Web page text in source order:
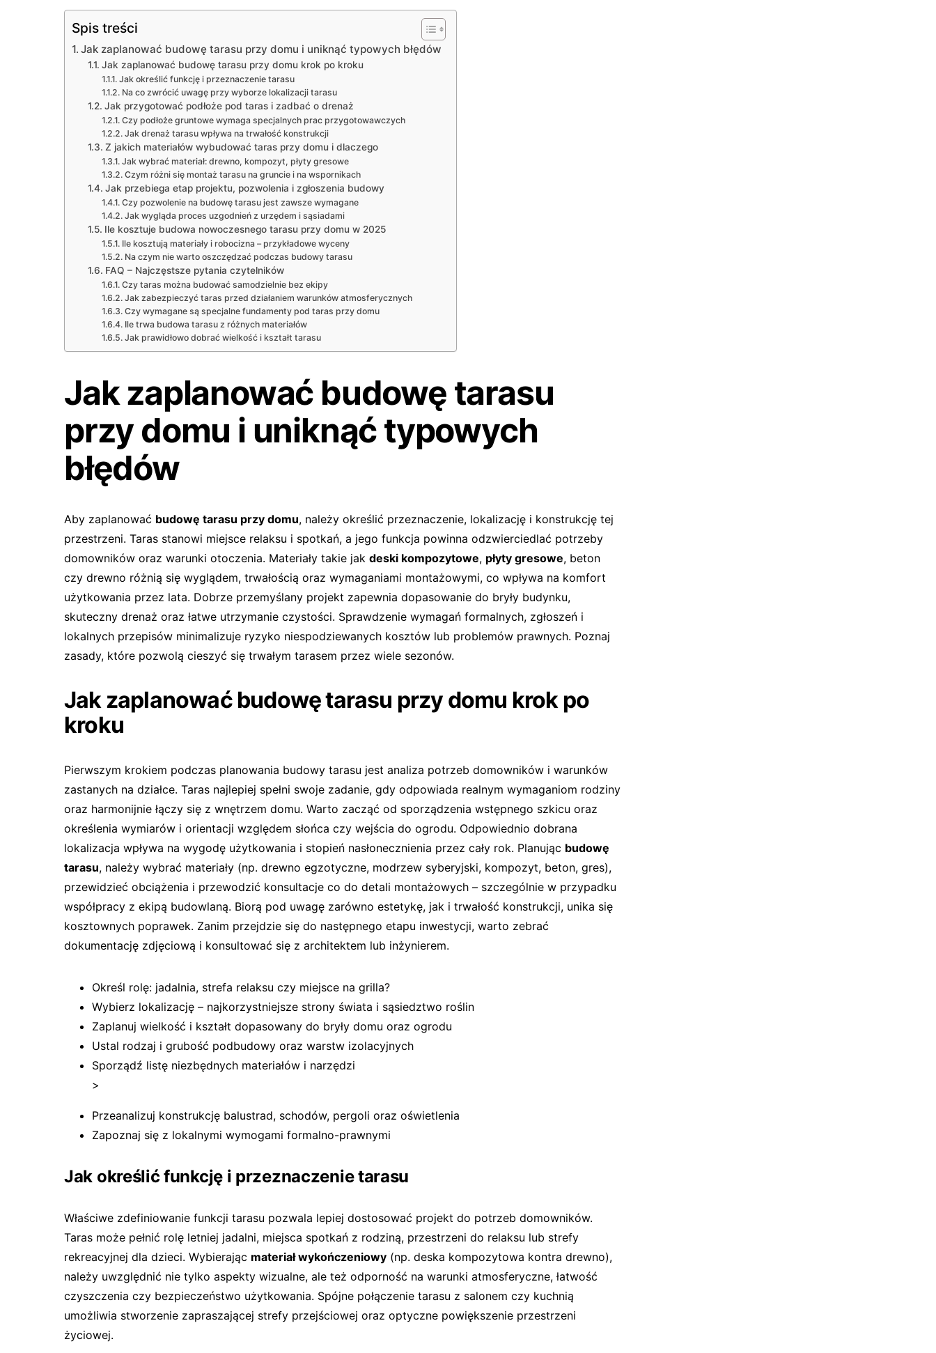
Spis treści
Jak zaplanować budowę tarasu przy domu i uniknąć typowych błędów
Jak zaplanować budowę tarasu przy domu krok po kroku
Jak określić funkcję i przeznaczenie tarasu
Na co zwrócić uwagę przy wyborze lokalizacji tarasu
Jak przygotować podłoże pod taras i zadbać o drenaż
Czy podłoże gruntowe wymaga specjalnych prac przygotowawczych
Jak drenaż tarasu wpływa na trwałość konstrukcji
Z jakich materiałów wybudować taras przy domu i dlaczego
Jak wybrać materiał: drewno, kompozyt, płyty gresowe
Czym różni się montaż tarasu na gruncie i na wspornikach
Jak przebiega etap projektu, pozwolenia i zgłoszenia budowy
Czy pozwolenie na budowę tarasu jest zawsze wymagane
Jak wygląda proces uzgodnień z urzędem i sąsiadami
Ile kosztuje budowa nowoczesnego tarasu przy domu w 2025
Ile kosztują materiały i robocizna – przykładowe wyceny
Na czym nie warto oszczędzać podczas budowy tarasu
FAQ – Najczęstsze pytania czytelników
Czy taras można budować samodzielnie bez ekipy
Jak zabezpieczyć taras przed działaniem warunków atmosferycznych
Czy wymagane są specjalne fundamenty pod taras przy domu
Ile trwa budowa tarasu z różnych materiałów
Jak prawidłowo dobrać wielkość i kształt tarasu
Jak zaplanować budowę tarasu
przy domu i uniknąć typowych
błędów
Aby zaplanować budowę tarasu przy domu, należy określić przeznaczenie, lokalizację i konstrukcję tej
przestrzeni. Taras stanowi miejsce relaksu i spotkań, a jego funkcja powinna odzwierciedlać potrzeby
domowników oraz warunki otoczenia. Materiały takie jak deski kompozytowe, płyty gresowe, beton
czy drewno różnią się wyglądem, trwałością oraz wymaganiami montażowymi, co wpływa na komfort
użytkowania przez lata. Dobrze przemyślany projekt zapewnia dopasowanie do bryły budynku,
skuteczny drenaż oraz łatwe utrzymanie czystości. Sprawdzenie wymagań formalnych, zgłoszeń i
lokalnych przepisów minimalizuje ryzyko niespodziewanych kosztów lub problemów prawnych. Poznaj
zasady, które pozwolą cieszyć się trwałym tarasem przez wiele sezonów.
Jak zaplanować budowę tarasu przy domu krok po
kroku
Pierwszym krokiem podczas planowania budowy tarasu jest analiza potrzeb domowników i warunków
zastanych na działce. Taras najlepiej spełni swoje zadanie, gdy odpowiada realnym wymaganiom rodziny
oraz harmonijnie łączy się z wnętrzem domu. Warto zacząć od sporządzenia wstępnego szkicu oraz
określenia wymiarów i orientacji względem słońca czy wejścia do ogrodu. Odpowiednio dobrana
lokalizacja wpływa na wygodę użytkowania i stopień nasłonecznienia przez cały rok. Planując budowę
tarasu, należy wybrać materiały (np. drewno egzotyczne, modrzew syberyjski, kompozyt, beton, gres),
przewidzieć obciążenia i przewodzić konsultacje co do detali montażowych – szczególnie w przypadku
współpracy z ekipą budowlaną. Biorą pod uwagę zarówno estetykę, jak i trwałość konstrukcji, unika się
kosztownych poprawek. Zanim przejdzie się do następnego etapu inwestycji, warto zebrać
dokumentację zdjęciową i konsultować się z architektem lub inżynierem.
Określ rolę: jadalnia, strefa relaksu czy miejsce na grilla?
Wybierz lokalizację – najkorzystniejsze strony świata i sąsiedztwo roślin
Zaplanuj wielkość i kształt dopasowany do bryły domu oraz ogrodu
Ustal rodzaj i grubość podbudowy oraz warstw izolacyjnych
Sporządź listę niezbędnych materiałów i narzędzi
>
Przeanalizuj konstrukcję balustrad, schodów, pergoli oraz oświetlenia
Zapoznaj się z lokalnymi wymogami formalno-prawnymi
Jak określić funkcję i przeznaczenie tarasu
Właściwe zdefiniowanie funkcji tarasu pozwala lepiej dostosować projekt do potrzeb domowników.
Taras może pełnić rolę letniej jadalni, miejsca spotkań z rodziną, przestrzeni do relaksu lub strefy
rekreacyjnej dla dzieci. Wybierając materiał wykończeniowy (np. deska kompozytowa kontra drewno),
należy uwzględnić nie tylko aspekty wizualne, ale też odporność na warunki atmosferyczne, łatwość
czyszczenia czy bezpieczeństwo użytkowania. Spójne połączenie tarasu z salonem czy kuchnią
umożliwia stworzenie zapraszającej strefy przejściowej oraz optyczne powiększenie przestrzeni
życiowej.